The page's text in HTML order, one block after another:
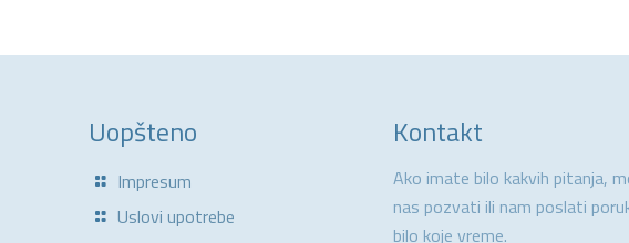
Uopšteno
Impresum
Uslovi upotrebe
Kontakt
Ako imate bilo kakvih pitanja,
nas pozvati ili nam poslati
bilo koje vreme.